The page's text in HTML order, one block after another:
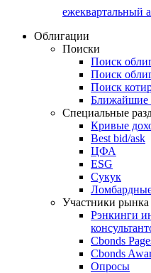
ежеквартальный
Облигации
Поиски
Поиск
Поиск
Поиск
Ближайшие
Специальные
Кривые
Best bid/ask
ЦФА
ESG
Сукук
Участники рынка
Рэнкинги
Cbonds
Cbonds
Опросы